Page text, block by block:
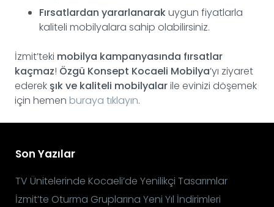
Fırsatlardan yararlanarakuygun fiyatlarla
kaliteli mobilyalara sahip olabilirsiniz.
İzmit’teki mobilya kampanyasında fırsatlar
kaçmaz! Özgü Konsept Kocaeli Mobilya’yı ziyaret
ederekşık ve kaliteli mobilyalarile evinizi döşemek
için hemen buraya tıklayın.
Son Yazılar
TV Ünitelerinde Kocaeli’de Yenilikçi Tasarımlar
İzmit’te Oturma Gruplarına Yeni Yıl İndirimleri